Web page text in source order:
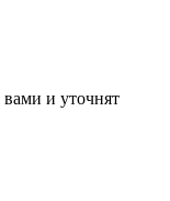
и уточнят